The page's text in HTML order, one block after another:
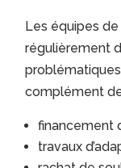
Les équipes
régulièrement
complément
financement
travaux